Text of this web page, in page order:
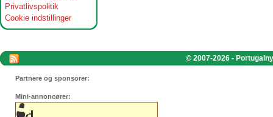
Privatlivspolitik
Cookie indstillinger
© 2007-2026 -
Partnere og sponsorer:
Mini-annoncører: